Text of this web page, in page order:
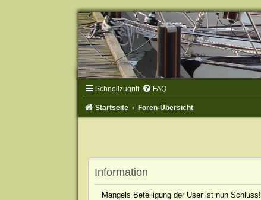
Schnellzugriff FAQ
Startseite Foren-Übersicht
Information
Mangels Beteiligung der User ist nun Schluss!